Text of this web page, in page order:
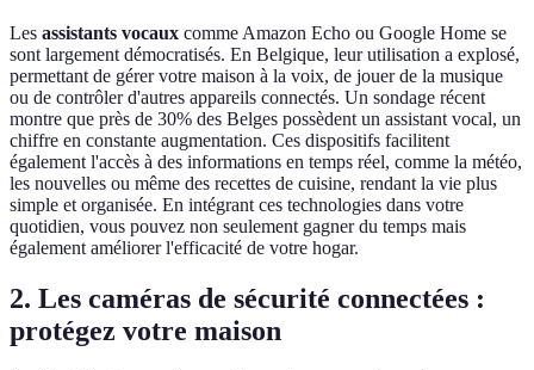
Les assistants vocaux comme Amazon Echo ou Google Home se
sont largement démocratisés. En Belgique, leur utilisation a explosé,
permettant de gérer votre maison à la voix, de jouer de la musique
ou de contrôler d'autres appareils connectés. Un sondage récent
montre que près de 30% des Belges possèdent un assistant vocal, un
chiffre en constante augmentation. Ces dispositifs facilitent
également l'accès à des informations en temps réel, comme la météo,
les nouvelles ou même des recettes de cuisine, rendant la vie plus
simple et organisée. En intégrant ces technologies dans votre
quotidien, vous pouvez non seulement gagner du temps mais
également améliorer l'efficacité de votre hogar.
2. Les caméras de sécurité connectées :
protégez votre maison